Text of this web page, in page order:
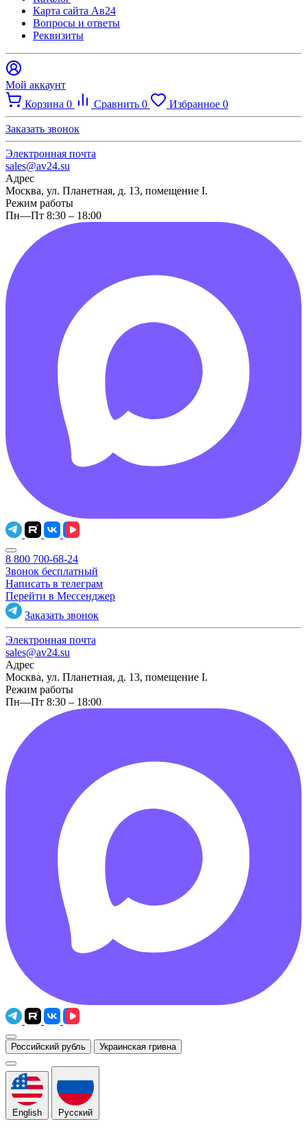
Карта сайта Ав24
Вопросы и ответы
Реквизиты
Мой аккаунт
Корзина 0 Сравнить 0 Избранное 0
Заказать звонок
Электронная почта
sales@av24.su
Адрес
Москва, ул. Планетная, д. 13, помещение I.
Режим работы
Пн—Пт 8:30 – 18:00
8 800 700-68-24
Звонок бесплатный
Написать в телеграм
Перейти в Мессенджер
Заказать звонок
Электронная почта
sales@av24.su
Адрес
Москва, ул. Планетная, д. 13, помещение I.
Режим работы
Пн—Пт 8:30 – 18:00
Российский рубль Украинская гривна
English Русский